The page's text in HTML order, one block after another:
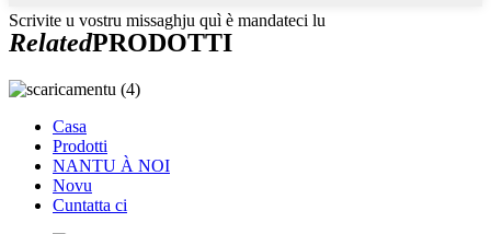
Scrivite u vostru missaghju quì è mandateci lu
RelatedPRODOTTI
Casa
Prodotti
NANTU À NOI
Novu
Cuntatta ci